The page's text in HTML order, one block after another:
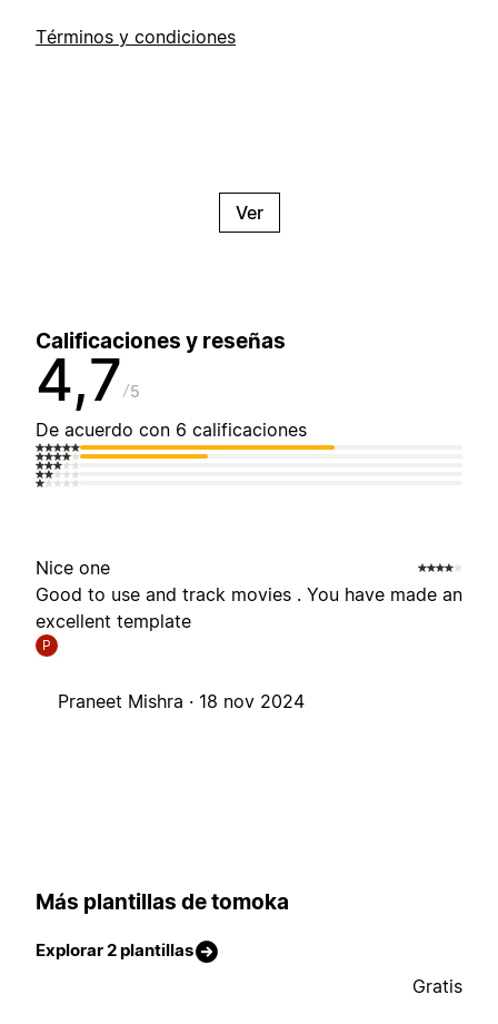
Términos y condiciones
Ver
Calificaciones y reseñas
4,7 5
De acuerdo con 6 calificaciones
Nice one
Good to use and track movies . You have made an
excellent template
P
Praneet Mishra · 18 nov 2024
Más plantillas de tomoka
Explorar 2 plantillas
Gratis